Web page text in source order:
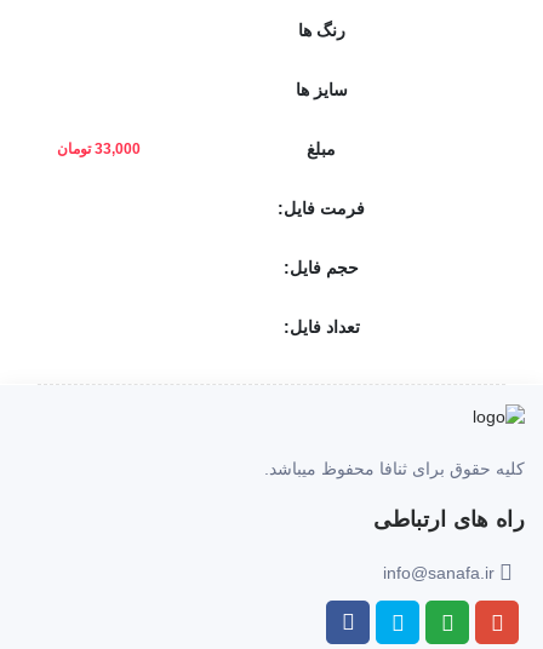
رنگ ها
سایز ها
مبلغ 33,000 تومان
فرمت فایل:
حجم فایل:
تعداد فایل:
کلیه حقوق برای ثنافا محفوظ میباشد.
راه های ارتباطی
info@sanafa.ir